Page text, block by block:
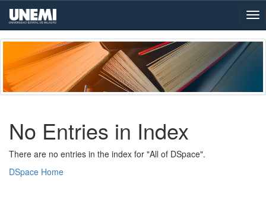
Skip
navigation
No Entries in Index
There are no entries in the index for "All of DSpace".
DSpace Home